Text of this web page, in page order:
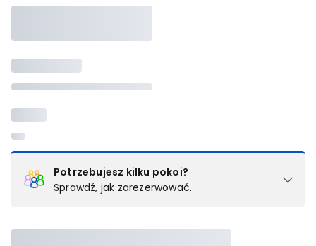
Potrzebujesz kilku pokoi?
Sprawdź, jak zarezerwować.